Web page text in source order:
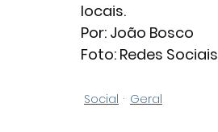
locais.
Por: João Bosco
Foto: Redes Sociais
Social Geral